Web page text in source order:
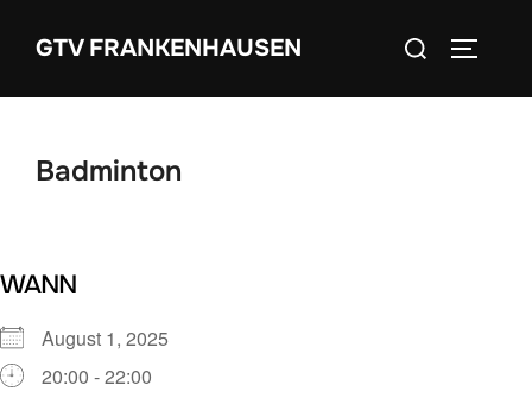
InhaltGTV FRANKENHAUSEN
Suchen
Badminton
WANN
August 1, 2025
20:00 - 22:00